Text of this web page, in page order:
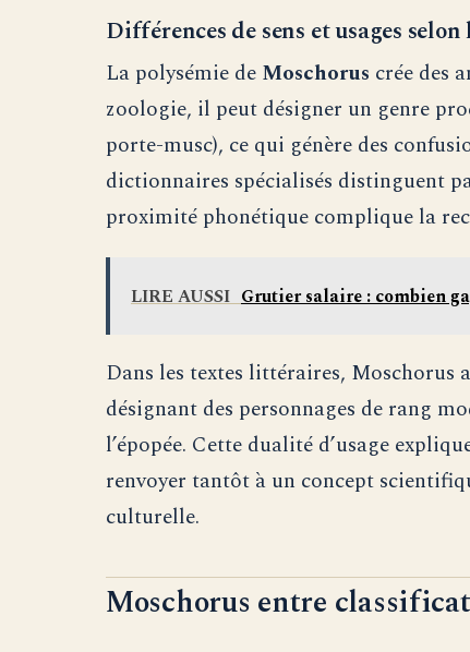
Différences de sens et usages selon
La polysémie de Moschorus crée des
zoologie, il peut désigner un genre
porte-musc), ce qui génère des
dictionnaires spécialisés distinguent
proximité phonétique complique la
LIRE AUSSI Grutier salaire : combien
Dans les textes littéraires,
désignant des personnages de rang
l’épopée. Cette dualité d’usage
renvoyer tantôt à un concept
culturelle.
Moschorus entre